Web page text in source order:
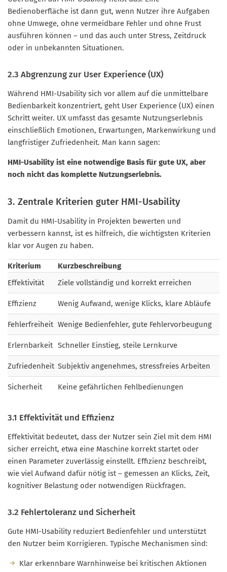
Bedienoberfläche ist dann gut, wenn Nutzer ihre Aufgaben
ohne Umwege, ohne vermeidbare Fehler und ohne Frust
ausführen können – und das auch unter Stress, Zeitdruck
oder in unbekannten Situationen.
2.3 Abgrenzung zur User Experience (UX)
Während HMI-Usability sich vor allem auf die unmittelbare
Bedienbarkeit konzentriert, geht User Experience (UX) einen
Schritt weiter. UX umfasst das gesamte Nutzungserlebnis
einschließlich Emotionen, Erwartungen, Markenwirkung und
langfristiger Zufriedenheit. Man kann sagen:
HMI-Usability ist eine notwendige Basis für gute UX, aber
noch nicht das komplette Nutzungserlebnis.
3. Zentrale Kriterien guter HMI-Usability
Damit du HMI-Usability in Projekten bewerten und
verbessern kannst, ist es hilfreich, die wichtigsten Kriterien
klar vor Augen zu haben.
Kriterium
Kurzbeschreibung
Effektivität
Ziele vollständig und korrekt erreichen
Effizienz Wenig Aufwand, wenige Klicks, klare Abläufe
Fehlerfreiheit Wenige Bedienfehler, gute Fehlervorbeugung
Erlernbarkeit Schneller Einstieg, steile Lernkurve
Zufriedenheit Subjektiv angenehmes, stressfreies Arbeiten
Sicherheit Keine gefährlichen Fehlbedienungen
3.1 Effektivität und Effizienz
Effektivität bedeutet, dass der Nutzer sein Ziel mit dem HMI
sicher erreicht, etwa eine Maschine korrekt startet oder
einen Parameter zuverlässig einstellt. Effizienz beschreibt,
wie viel Aufwand dafür nötig ist – gemessen an Klicks, Zeit,
kognitiver Belastung oder notwendigen Rückfragen.
3.2 Fehlertoleranz und Sicherheit
Gute HMI-Usability reduziert Bedienfehler und unterstützt
den Nutzer beim Korrigieren. Typische Mechanismen sind:
Klar erkennbare Warnhinweise bei kritischen Aktionen